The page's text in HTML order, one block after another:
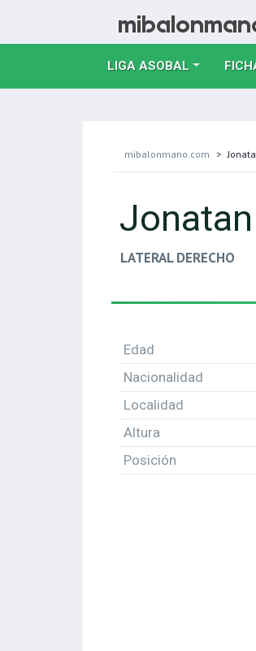
LIGA ASOBAL
mibalonmano.com
Jonatan
LATERAL DERECHO
Edad
Nacionalidad
Localidad
Altura
Posición